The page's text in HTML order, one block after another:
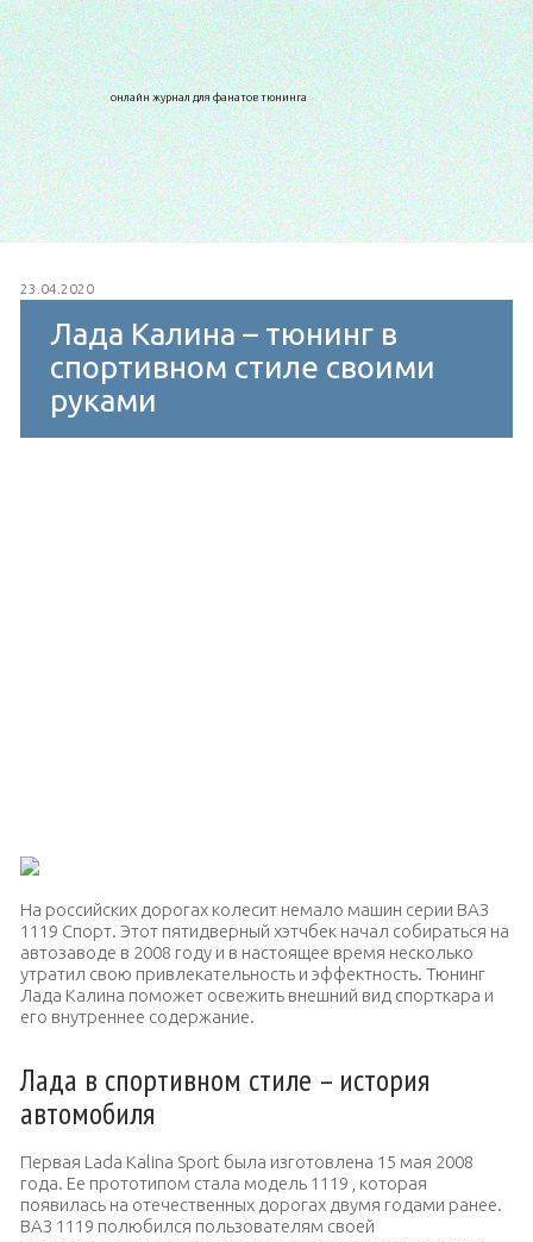
онлайн журнал для фанатов тюнинга
23.04.2020
Лада Калина – тюнинг в
спортивном стиле своими
руками
На российских дорогах колесит немало машин серии ВАЗ
1119 Спорт. Этот пятидверный хэтчбек начал собираться на
автозаводе в 2008 году и в настоящее время несколько
утратил свою привлекательность и эффектность. Тюнинг
Лада Калина поможет освежить внешний вид спорткара и
его внутреннее содержание.
Лада в спортивном стиле – история
автомобиля
Первая Lada Kalina Sport была изготовлена 15 мая 2008
года. Ее прототипом стала модель 1119 , которая
появилась на отечественных дорогах двумя годами ранее.
ВАЗ 1119 полюбился пользователям своей